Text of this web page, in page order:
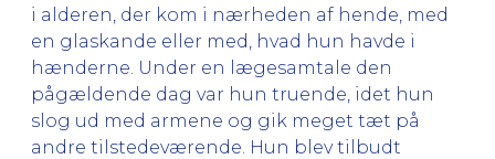
i alderen, der kom i nærheden af hende, med
en glaskande eller med, hvad hun havde i
hænderne. Under en lægesamtale den
pågældende dag var hun truende, idet hun
slog ud med armene og gik meget tæt på
andre tilstedeværende. Hun blev tilbudt